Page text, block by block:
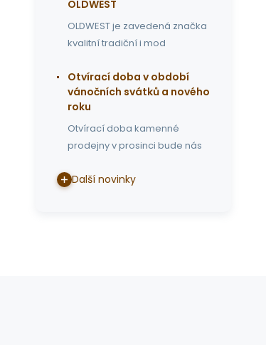
OLDWEST
OLDWEST je zavedená značka
kvalitní tradiční i mod
Otvírací doba v období
vánočních svátků a nového
roku
Otvírací doba kamenné
prodejny v prosinci bude nás
Další novinky